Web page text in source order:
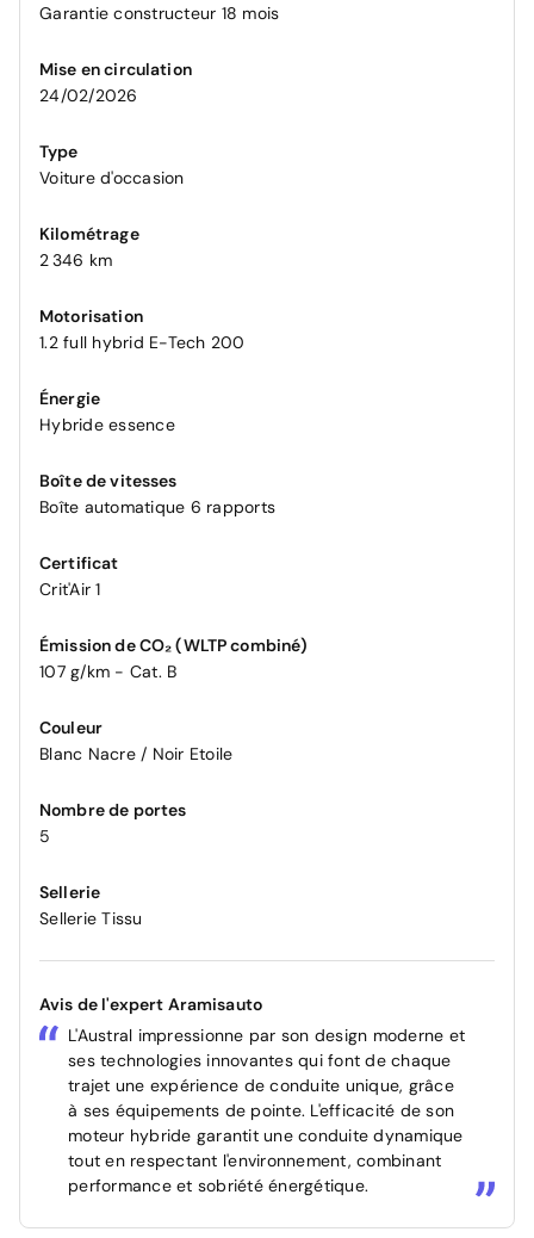
Garantie constructeur 18 mois
Mise en circulation
24/02/2026
Type
Voiture d'occasion
Kilométrage
2 346 km
Motorisation
1.2 full hybrid E-Tech 200
Énergie
Hybride essence
Boîte de vitesses
Boîte automatique 6 rapports
Certificat
Crit'Air 1
Émission de CO₂ (WLTP combiné)
107 g/km - Cat. B
Couleur
Blanc Nacre / Noir Etoile
Nombre de portes
5
Sellerie
Sellerie Tissu
Avis de l'expert Aramisauto
L'Austral impressionne par son design moderne et
ses technologies innovantes qui font de chaque
trajet une expérience de conduite unique, grâce
à ses équipements de pointe. L'efficacité de son
moteur hybride garantit une conduite dynamique
tout en respectant l'environnement, combinant
performance et sobriété énergétique.